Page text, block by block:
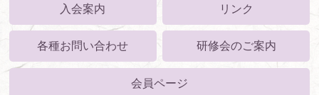
入会案内 リンク
各種お問い合わせ 研修会のご案内
会員ページ